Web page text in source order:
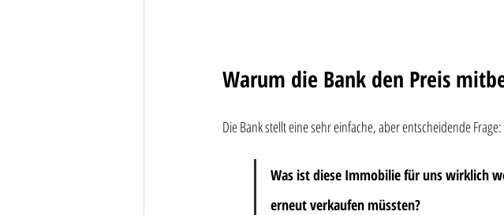
Warum die Bank den Preis
Die Bank stellt eine sehr einfache, aber entscheidende Frage:
Was ist diese Immobilie für uns wirklich
erneut verkaufen müssten?